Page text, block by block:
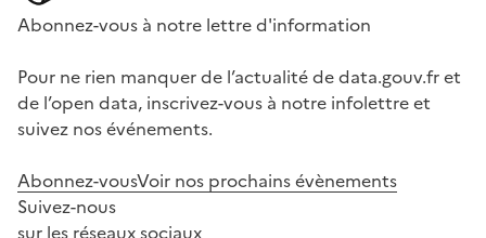
Abonnez-vous à notre lettre d'information
Pour ne rien manquer de l’actualité de data.gouv.fr et
de l’open data, inscrivez-vous à notre infolettre et
suivez nos événements.
Abonnez-vousVoir nos prochains évènements
Suivez-nous
sur les réseaux sociaux